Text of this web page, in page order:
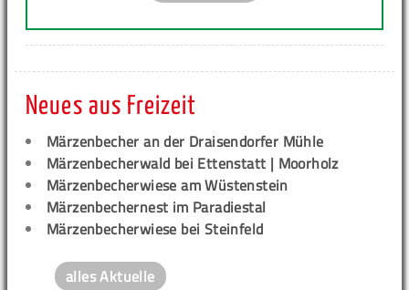
Neues aus Freizeit
Märzenbecher an der Draisendorfer Mühle
Märzenbecherwald bei Ettenstatt | Moorholz
Märzenbecherwiese am Wüstenstein
Märzenbechernest im Paradiestal
Märzenbecherwiese bei Steinfeld
alles Aktuelle